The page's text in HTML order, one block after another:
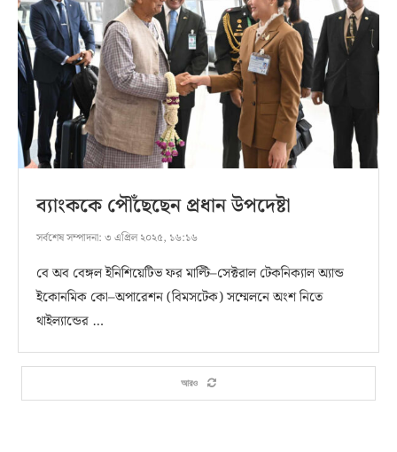
ব্যাংককে পৌঁছেছেন প্রধান উপদেষ্টা
সর্বশেষ সম্পাদনা: ৩ এপ্রিল ২০২৫, ১৬:১৬
বে অব বেঙ্গল ইনিশিয়েটিভ ফর মাল্টি–সেক্টরাল টেকনিক্যাল অ্যান্ড
ইকোনমিক কো–অপারেশন (বিমসটেক) সম্মেলনে অংশ নিতে
থাইল্যান্ডের …
আরও